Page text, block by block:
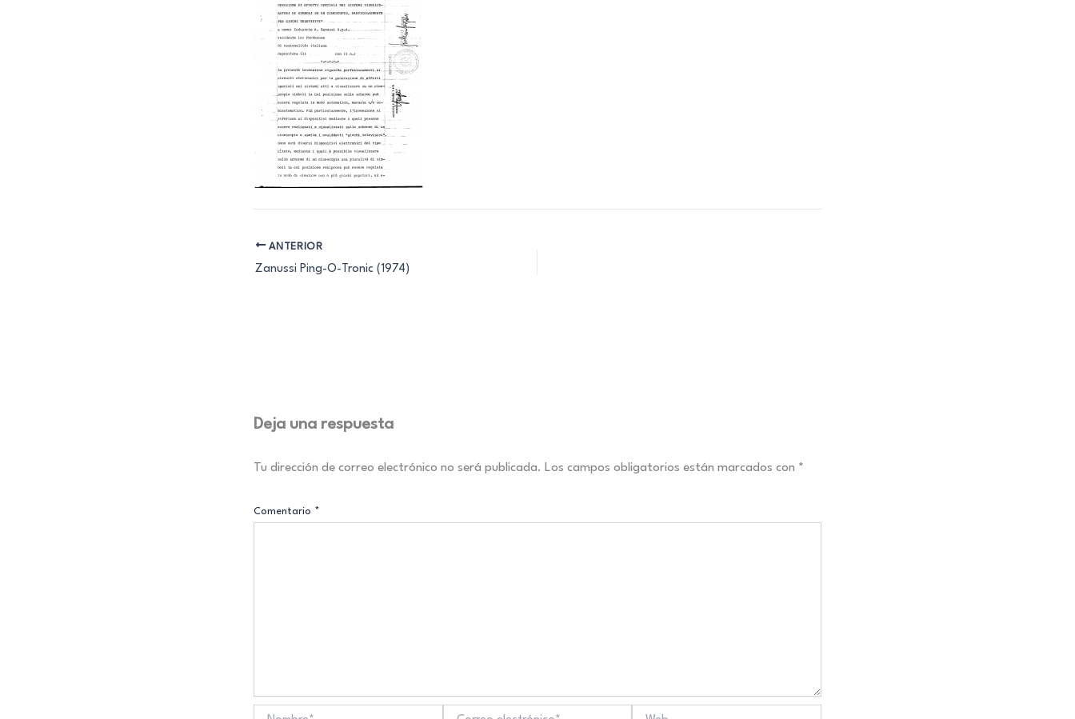
ANTERIOR
Zanussi Ping-O-Tronic (1974)
Deja una respuesta
Tu dirección de correo electrónico no será publicada. Los campos obligatorios están marcados con *
Comentario *